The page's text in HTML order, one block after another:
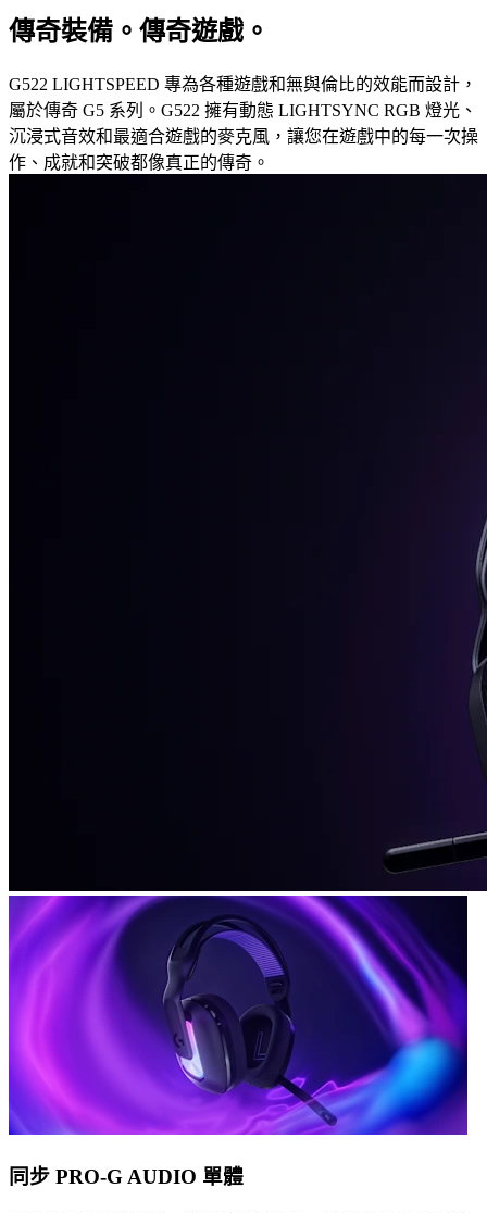
傳奇裝備。傳奇遊戲。
G522 LIGHTSPEED 專為各種遊戲和無與倫比的效能而設計，
屬於傳奇 G5 系列。G522 擁有動態 LIGHTSYNC RGB 燈光、
沉浸式音效和最適合遊戲的麥克風，讓您在遊戲中的每一次操
作、成就和突破都像真正的傳奇。
同步 PRO-G AUDIO 單體